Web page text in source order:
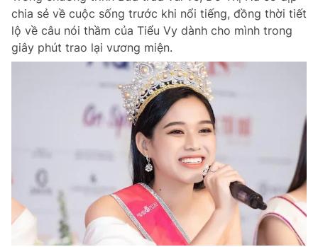
chia sẻ về cuộc sống trước khi nổi tiếng, đồng thời tiết
lộ về câu nói thầm của Tiểu Vy dành cho mình trong
giây phút trao lại vương miện.